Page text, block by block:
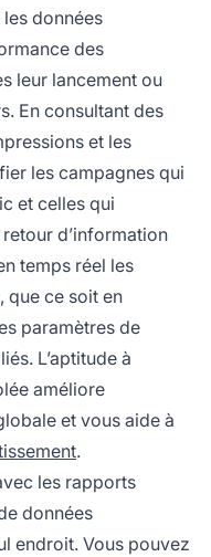
données
des
leur lancement ou
En consultant des
et les
les campagnes qui
et celles qui
d’information
temps réel les
que ce soit en
paramètres de
L’aptitude à
améliore
et vous aide à
.
les rapports
données
endroit. Vous pouvez